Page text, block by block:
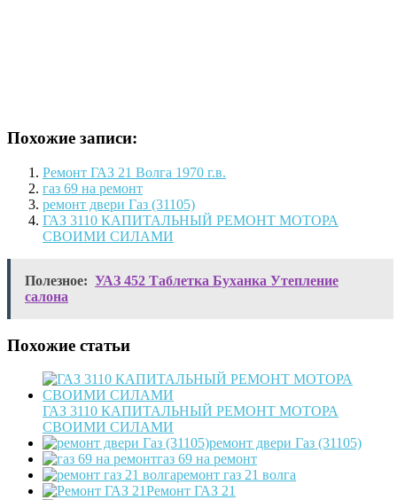
Похожие записи:
Ремонт ГАЗ 21 Волга 1970 г.в.
газ 69 на ремонт
ремонт двери Газ (31105)
ГАЗ 3110 КАПИТАЛЬНЫЙ РЕМОНТ МОТОРА
СВОИМИ СИЛАМИ
Полезное: УАЗ 452 Таблетка Буханка Утепление
салона
Похожие статьи
ГАЗ 3110 КАПИТАЛЬНЫЙ РЕМОНТ МОТОРА
СВОИМИ СИЛАМИ
ремонт двери Газ (31105)
газ 69 на ремонт
ремонт газ 21 волга
Ремонт ГАЗ 21